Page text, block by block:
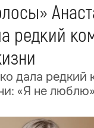
редкий
дала редкий
«Я не люблю»